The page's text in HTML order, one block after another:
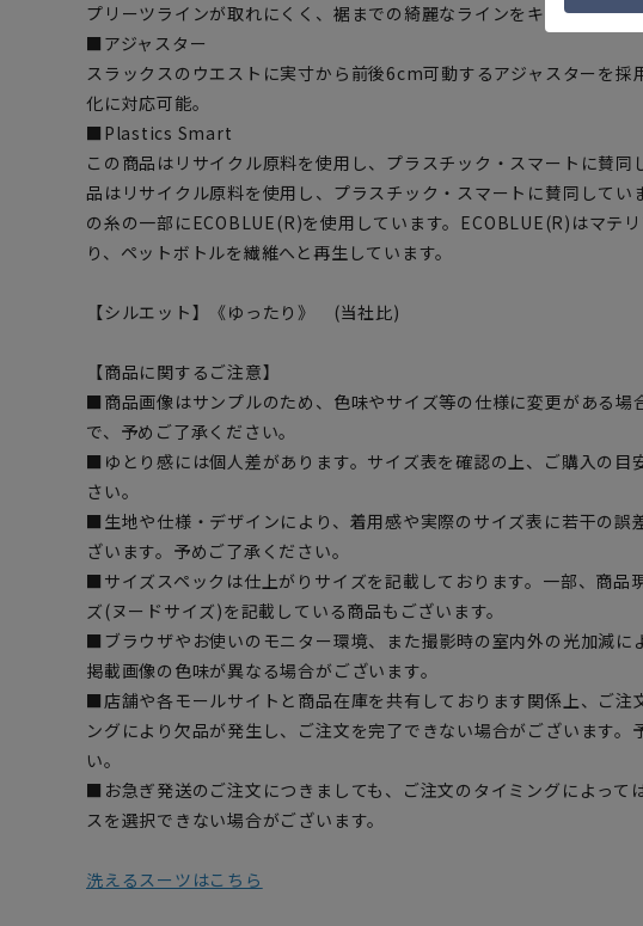
プリーツラインが取れにくく、裾までの綺麗なラインをキープ。
■アジャスター
スラックスのウエストに実寸から前後6cm可動するアジャスターを採
化に対応可能。
■Plastics Smart
この商品はリサイクル原料を使用し、プラスチック・スマートに賛同
品はリサイクル原料を使用し、プラスチック・スマートに賛同してい
の糸の一部にECOBLUE(R)を使用しています。ECOBLUE(R)はマテ
り、ペットボトルを繊維へと再生しています。
【シルエット】《ゆったり》 (当社比)
【商品に関するご注意】
■商品画像はサンプルのため、色味やサイズ等の仕様に変更がある場
で、予めご了承ください。
■ゆとり感には個人差があります。サイズ表を確認の上、ご購入の目
さい。
■生地や仕様・デザインにより、着用感や実際のサイズ表に若干の誤
ざいます。予めご了承ください。
■サイズスペックは仕上がりサイズを記載しております。一部、商品
ズ(ヌードサイズ)を記載している商品もございます。
■ブラウザやお使いのモニター環境、また撮影時の室内外の光加減に
掲載画像の色味が異なる場合がございます。
■店舗や各モールサイトと商品在庫を共有しております関係上、ご注
ングにより欠品が発生し、ご注文を完了できない場合がございます。
い。
■お急ぎ発送のご注文につきましても、ご注文のタイミングによって
スを選択できない場合がございます。
洗えるスーツはこちら